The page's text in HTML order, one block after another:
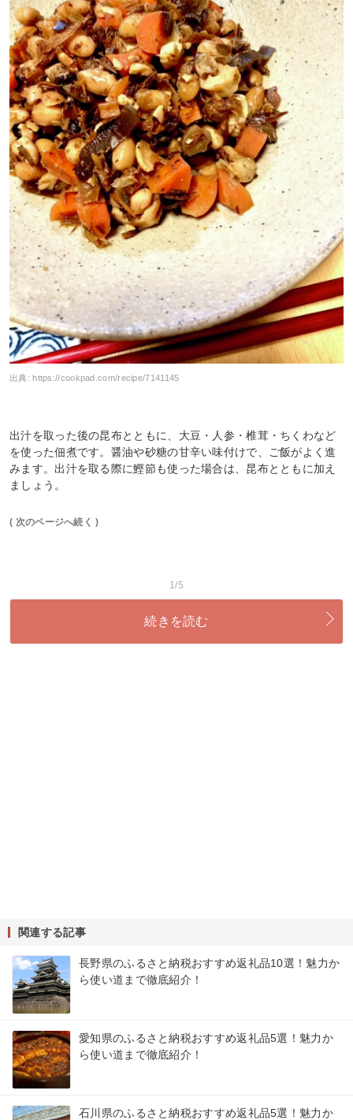
出典:https://cookpad.com/recipe/7141145
出汁を取った後の昆布とともに、大豆・人参・椎茸・ちくわなど
を使った佃煮です。醤油や砂糖の甘辛い味付けで、ご飯がよく進
みます。出汁を取る際に鰹節も使った場合は、昆布とともに加え
ましょう。
( 次のページへ続く )
1/5
続きを読む
関連する記事
長野県のふるさと納税おすすめ返礼品10選！魅力か
ら使い道まで徹底紹介！
愛知県のふるさと納税おすすめ返礼品5選！魅力か
ら使い道まで徹底紹介！
石川県のふるさと納税おすすめ返礼品5選！魅力か